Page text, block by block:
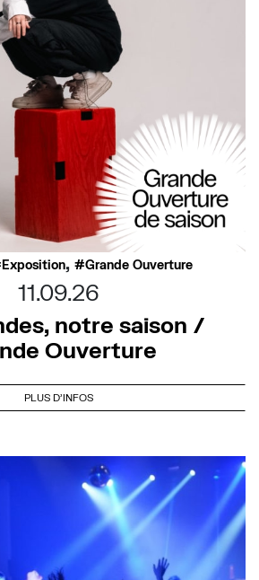
Exposition, Grande Ouverture
11.09.26
notre saison /
Ouverture
PLUS D'INFOS